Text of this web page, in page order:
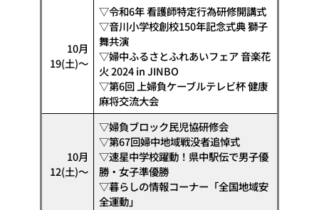
10月
19(土)〜
▽令和6年 看護師特定行為研修開講式
▽音川小学校創校150年記念式典 獅子
舞共演
▽婦中ふるさとふれあいフェア 音楽花
火 2024 in JINBO
▽第6回 上婦負ケーブルテレビ杯 健康
麻将交流大会
10月
12(土)〜
▽婦負ブロック民児協研修会
▽第67回婦中地域戦没者追悼式
▽速星中学校躍動！県中駅伝で男子優
勝・女子準優勝
▽暮らしの情報コーナー「全国地域安
全運動」